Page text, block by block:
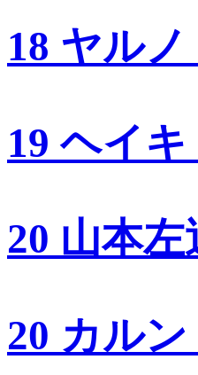
18 ヤル
19 ヘイ
20 山本左
20 カル